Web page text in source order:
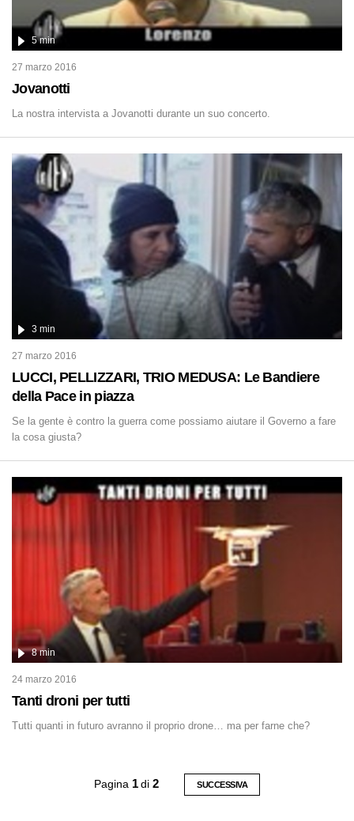
Jovanotti
5 min
27 marzo 2016
La nostra intervista a Jovanotti durante un suo concerto.
LUCCI, PELLIZZARI, TRIO MEDUSA: Le Bandiere
della Pace in piazza
3 min
27 marzo 2016
Se la gente è contro la guerra come possiamo aiutare il Governo a fare
la cosa giusta?
Tanti droni per tutti
8 min
24 marzo 2016
Tutti quanti in futuro avranno il proprio drone… ma per farne che?
Pagina 1di 2 SUCCESSIVA